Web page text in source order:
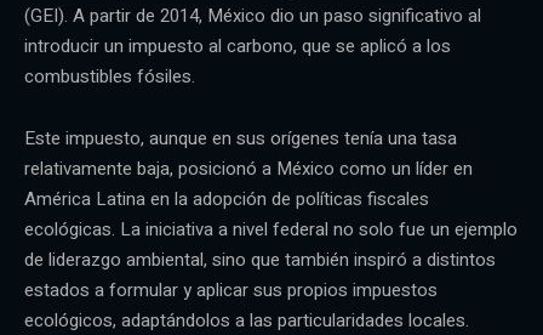
(GEI). A partir de 2014, México dio un paso significativo al
introducir un impuesto al carbono, que se aplicó a los
combustibles fósiles.
Este impuesto, aunque en sus orígenes tenía una tasa
relativamente baja, posicionó a México como un líder en
América Latina en la adopción de políticas fiscales
ecológicas. La iniciativa a nivel federal no solo fue un ejemplo
de liderazgo ambiental, sino que también inspiró a distintos
estados a formular y aplicar sus propios impuestos
ecológicos, adaptándolos a las particularidades locales.